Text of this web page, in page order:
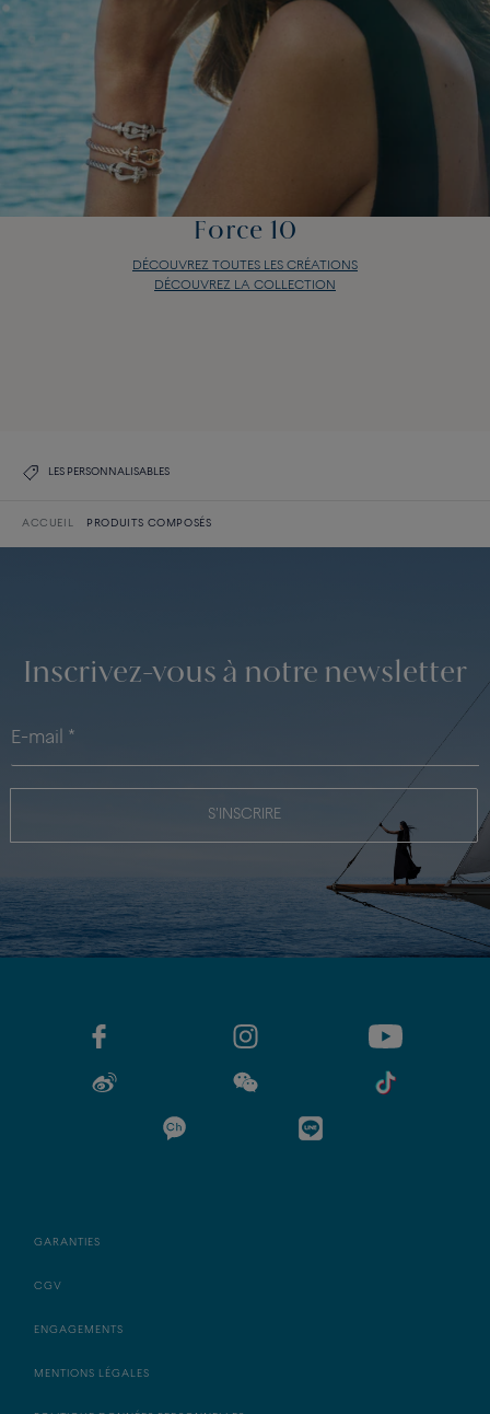
Force 10
DÉCOUVREZ TOUTES LES CRÉATIONS
DÉCOUVREZ LA COLLECTION
LES PERSONNALISABLES
ACCUEIL PRODUITS COMPOSÉS
Inscrivez-vous à notre newsletter
S'INSCRIRE
GARANTIES
CGV
ENGAGEMENTS
MENTIONS LÉGALES